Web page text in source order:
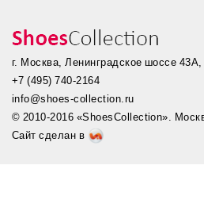
г. Москва, Ленинградское шоссе
+7 (495) 740-2164
info@shoes-collection.ru
© 2010-2016 «ShoesCollection».
Сайт сделан в